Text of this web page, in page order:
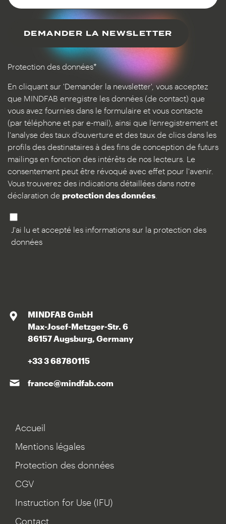
DEMANDER LA NEWSLETTER
Protection des données*
En cliquant sur 'Demander la newsletter', vous acceptez
que MINDFAB enregistre les données (de contact) que
vous avez fournies dans le formulaire et vous contacte
(par téléphone et par e-mail), ainsi que l'enregistrement et
l'analyse des taux d'ouverture et des taux de clics dans les
profils des destinataires à des fins de conception de futurs
mailings en fonction des intérêts de nos lecteurs. Le
consentement peut être révoqué avec effet pour l'avenir.
Vous trouverez des indications détaillées dans notre
déclaration de protection des données
J'ai lu et accepté les informations sur la protection des
données
MINDFAB GmbH
Max-Josef-Metzger-Str. 6
86157 Augsburg, Germany
+33 3 68780115
france@mindfab.com
Accueil
Mentions légales
Protection des données
CGV
Instruction for Use (IFU)
Contact